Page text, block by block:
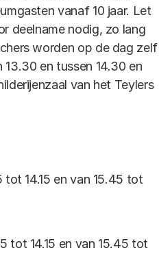
vanaf 10 jaar. Let
deelname nodig, zo lang
worden op de dag zelf
en tussen 14.30 en
van het Teylers
14.15 en van 15.45 tot
tot 14.15 en van 15.45 tot